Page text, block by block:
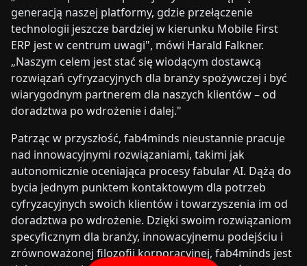
generacją naszej platformy, gdzie przełączenie
technologii jeszcze bardziej w kierunku Mobile First
ERP jest w centrum uwagi", mówi Harald Falkner.
„Naszym celem jest stać się wiodącym dostawcą
rozwiązań cyfryzacyjnych dla branży spożywczej i być
wiarygodnym partnerem dla naszych klientów – od
doradztwa po wdrożenie i dalej."
Patrząc w przyszłość, fab4minds nieustannie pracuje
nad innowacyjnymi rozwiązaniami, takimi jak
autonomicznie oceniająca procesy fabular AI. Dążą do
bycia jednym punktem kontaktowym dla potrzeb
cyfryzacyjnych swoich klientów i towarzyszenia im od
doradztwa po wdrożenie. Dzięki swoim rozwiązaniom
specyficznym dla branży, innowacyjnemu podejściu i
zrównoważonej filozofii korporacyjnej, fab4minds jest